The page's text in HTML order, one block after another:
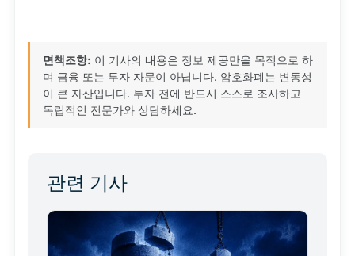
면책조항: 이 기사의 내용은 정보 제공만을 목적으로 하
며 금융 또는 투자 자문이 아닙니다. 암호화폐는 변동성
이 큰 자산입니다. 투자 전에 반드시 스스로 조사하고
독립적인 전문가와 상담하세요.
관련 기사